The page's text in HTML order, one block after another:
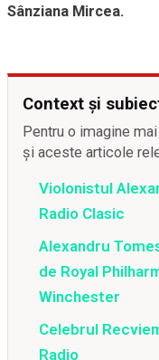
Sânziana Mircea.
Context și
Pentru o imagine
și aceste articole
Violonistul
Radio Clasic
Alexandru
de Royal
Winchester
Celebrul
Radio